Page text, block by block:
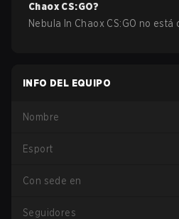
Chaox CS:GO?
Nebula In Chaox CS:GO no
INFO DEL EQUIPO
Nombre
Esport
Con sede en
Seguidores